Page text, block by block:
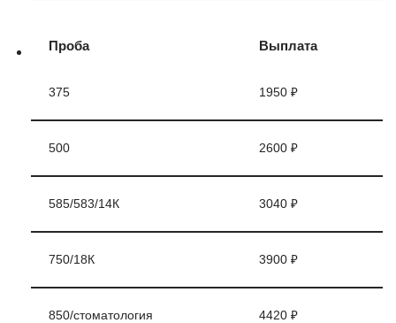
Проба Выплата
375 1950 ₽
500 2600 ₽
585/583/14К 3040 ₽
750/18К 3900 ₽
850/стоматология 4420 ₽